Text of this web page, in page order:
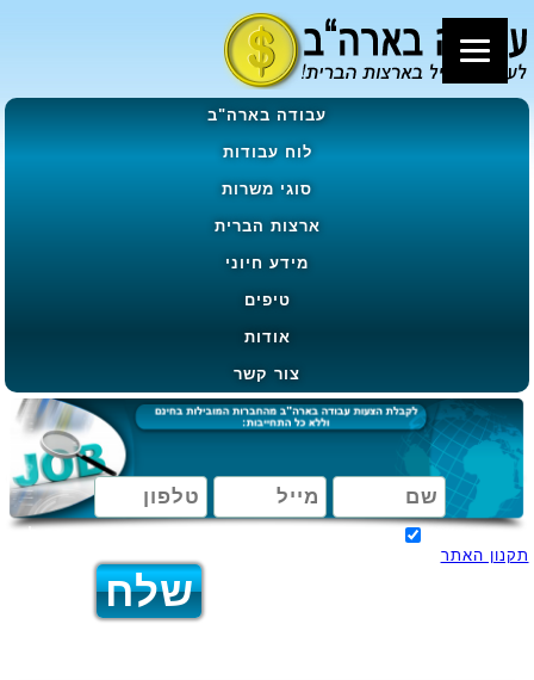
עבודה בארה"ב
לוח עבודות
סוגי משרות
ארצות הברית
מידע חיוני
טיפים
אודות
צור קשר
תקנון האתר